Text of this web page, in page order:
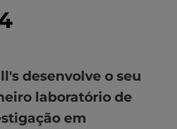
desenvolve o seu
laboratório de
em